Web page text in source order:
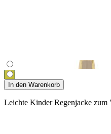
In den Warenkorb
Leichte Kinder Regenjacke zum